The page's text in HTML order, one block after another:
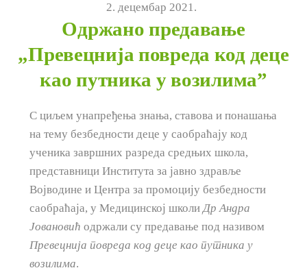
2. децембар 2021.
Одржано предавање
„Превецнија повреда код деце
као путника у возилима”
С циљем унапређења знања, ставова и понашања
на тему безбедности деце у саобраћају код
ученика завршних разреда средњих школа,
представници Института за јавно здравље
Војводине и Центра за промоцију безбедности
саобраћаја, у Медицинској школиДр Андра
Јовановић одржали су предавање под називом
Превецнија повреда код деце као путника у
возилима.